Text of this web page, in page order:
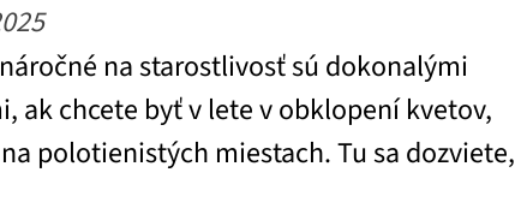
na starostlivosť sú dokonalými
ak chcete byť v lete v obklopení kvetov,
polotienistých miestach. Tu sa dozviete,